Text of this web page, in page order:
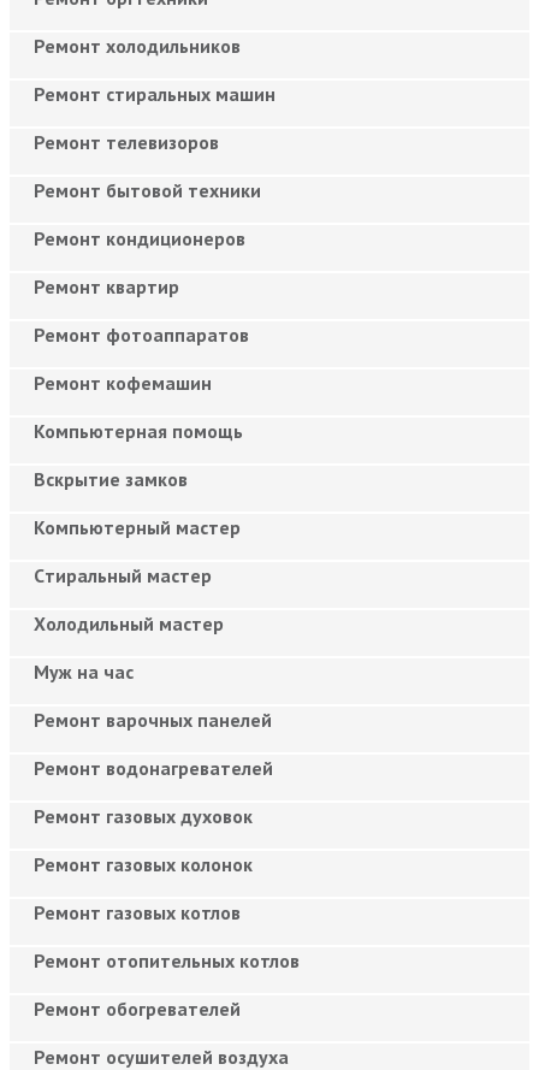
Ремонт холодильников
Ремонт стиральных машин
Ремонт телевизоров
Ремонт бытовой техники
Ремонт кондиционеров
Ремонт квартир
Ремонт фотоаппаратов
Ремонт кофемашин
Компьютерная помощь
Вскрытие замков
Компьютерный мастер
Cтиральный мастер
Холодильный мастер
Муж на час
Ремонт варочных панелей
Ремонт водонагревателей
Ремонт газовых духовок
Ремонт газовых колонок
Ремонт газовых котлов
Ремонт отопительных котлов
Ремонт обогревателей
Ремонт осушителей воздуха